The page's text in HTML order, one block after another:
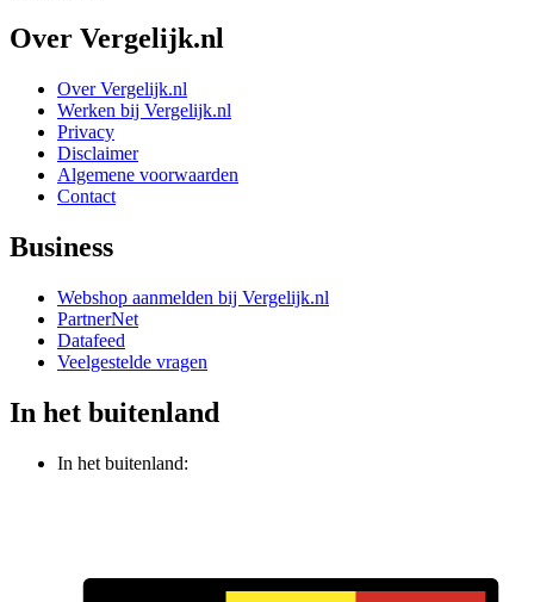
Over Vergelijk.nl
Over Vergelijk.nl
Werken bij Vergelijk.nl
Privacy
Disclaimer
Algemene voorwaarden
Contact
Business
Webshop aanmelden bij Vergelijk.nl
PartnerNet
Datafeed
Veelgestelde vragen
In het buitenland
In het buitenland: